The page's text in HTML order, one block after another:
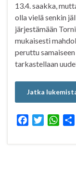
13.4. saakka,
olla vielä senkin
järjestämään
mukaisesti
peruttu
tarkastellaan
Jatka
c
i
W
a